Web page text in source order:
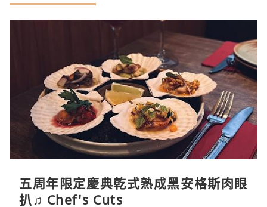
五周年限定慶典乾式熟成黑安格斯肉眼
扒♫ Chef's Cuts